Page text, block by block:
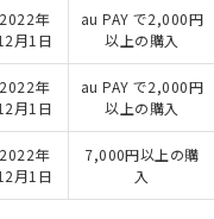
2022年
月1日
au PAY で2,000円
以上の購入
2022年
月1日
au PAY で2,000円
以上の購入
2022年
月1日
7,000円以上の購
入